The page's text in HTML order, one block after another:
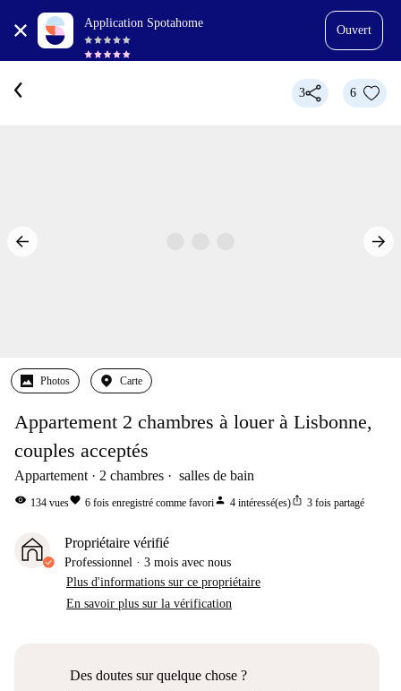
Application Spotahome
Ouvert
3 6
Photos Carte
Appartement 2 chambres à louer à Lisbonne,
couples acceptés
Appartement 2 chambres salles de bain
visibility 134 vuesfavorite 6 fois enregistré comme favoriperson 4 intéressé(es)ios_share 3 fois partagé
Propriétaire vérifié
Professionnel · 3 mois avec nous
Plus d'informations sur ce propriétaire
En savoir plus sur la vérification
Des doutes sur quelque chose ?